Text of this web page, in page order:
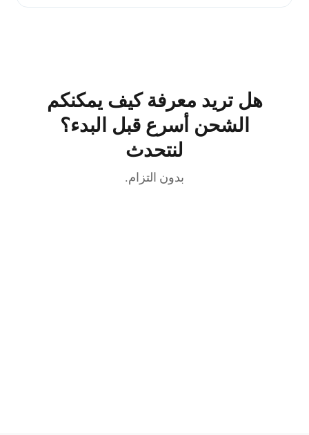
هل تريد معرفة كيف يمكنكم
الشحن أسرع قبل البدء؟
لنتحدث
بدون التزام.